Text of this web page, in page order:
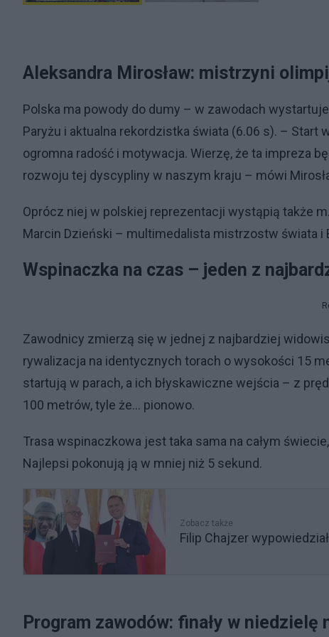
Aleksandra Mirosław: mistrzyni
Polska ma powody do dumy – w zawodach
Paryżu i aktualna rekordzistka świata (6.06 s). – Start
ogromna radość i motywacja. Wierzę, że ta impreza
rozwoju tej dyscypliny w naszym kraju – mówi
Oprócz niej w polskiej reprezentacji wystąpią także
Marcin Dzieński – multimedalista mistrzostw świata i
Wspinaczka na czas – jeden z
Zawodnicy zmierzą się w jednej z najbardziej
rywalizacja na identycznych torach o wysokości 15
startują w parach, a ich błyskawiczne wejścia – z
100 metrów, tyle że… pionowo.
Trasa wspinaczkowa jest taka sama na całym
Najlepsi pokonują ją w mniej niż 5 sekund.
Zobacz także
Filip Chajzer
Program zawodów: finały w niedzielę